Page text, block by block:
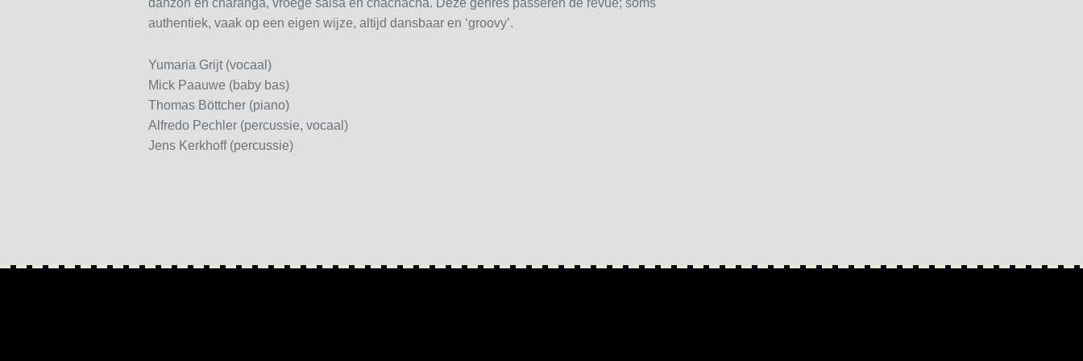
danzón en charanga, vroege salsa en chachacha. Deze genres passeren de revue; soms
authentiek, vaak op een eigen wijze, altijd dansbaar en ‘groovy’.
Yumaria Grijt (vocaal)
Mick Paauwe (baby bas)
Thomas Böttcher (piano)
Alfredo Pechler (percussie, vocaal)
Jens Kerkhoff (percussie)